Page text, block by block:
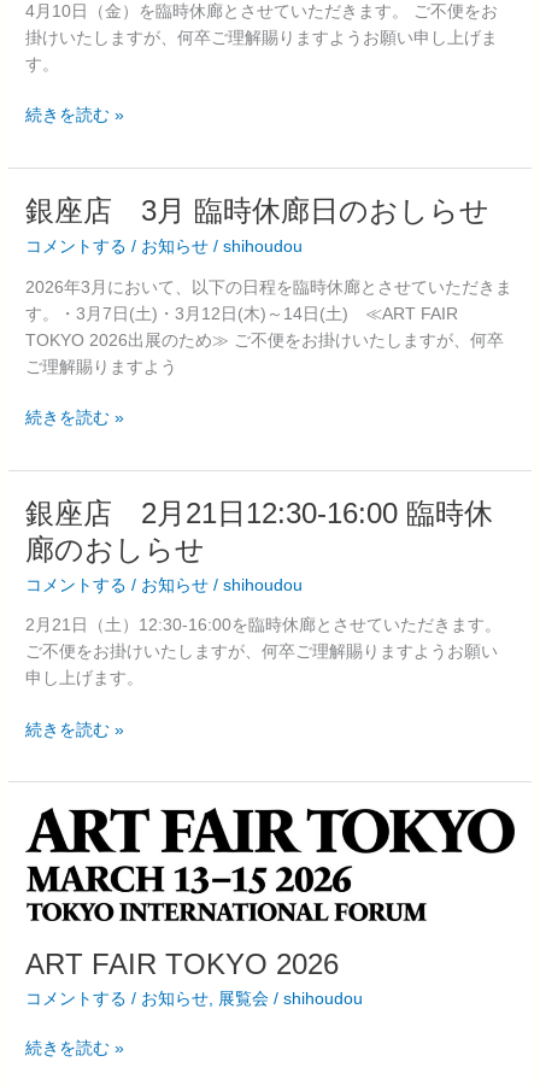
4月10日（金）を臨時休廊とさせていただきます。 ご不便をお
掛けいたしますが、何卒ご理解賜りますようお願い申し上げま
す。
10
日
臨
時
お
し
せ
続きを読む »
銀座店 3月 臨時休廊日のおしらせ
コメントする / お知らせ /shihoudou
2026年3月において、以下の日程を臨時休廊とさせていただきま
す。・3月7日(土)・3月12日(木)～14日(土) ≪ART FAIR
TOKYO 2026出展のため≫ ご不便をお掛けいたしますが、何卒
ご理解賜りますよう
銀
店
3
月
臨
時
廊
の
お
し
ら
せ
続きを読む »
銀座店 2月21日12:30-16:00 臨時休
廊のおしらせ
コメントする / お知らせ /shihoudou
2月21日（土）12:30-16:00を臨時休廊とさせていただきます。
ご不便をお掛けいたしますが、何卒ご理解賜りますようお願い
申し上げます。
銀
座
店
2
月
21
日
16:00
廊
の
お
し
せ
続きを読む »
ART FAIR TOKYO 2026
コメントする / お知らせ, 展覧会 /shihoudou
ART
FAIR
TOKYO
続きを読む »